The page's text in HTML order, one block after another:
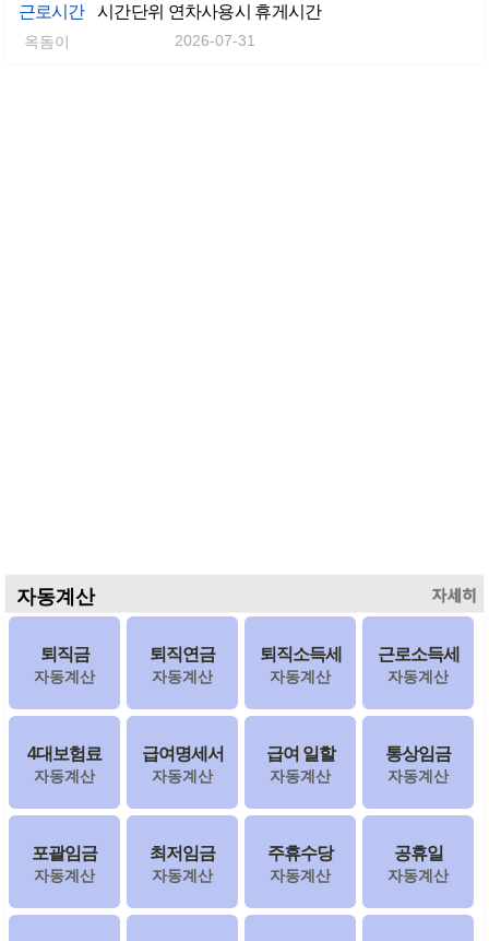
근로시간 시간단위 연차사용시 휴게시간
옥돔이 2026-07-31
자동계산
퇴직금
자동계산
퇴직연금
자동계산
퇴직소득세
자동계산
근로소득세
자동계산
4대보험료
자동계산
급여명세서
자동계산
급여 일할
자동계산
통상임금
자동계산
포괄임금
자동계산
최저임금
자동계산
주휴수당
자동계산
공휴일
자동계산